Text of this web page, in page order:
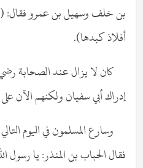
بن خلف وسهيل بن عمرو فقال:
أفلاذ كبدها).
كان لا يزال عند الصحابة
إدراك أبي سفيان ولكنهم الآن
وسارع المسلمون في اليوم
فقال الحباب بن المنذر: يا رسول